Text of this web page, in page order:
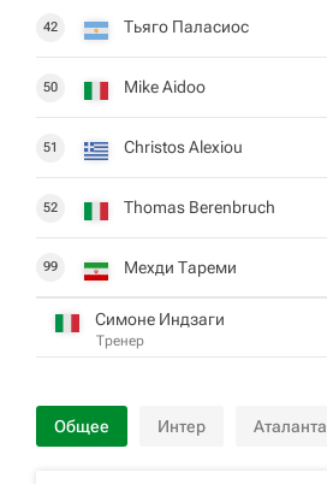
42 Тьяго Паласиос
50 Mike Aidoo
51 Christos Alexiou
52 Thomas Berenbruch
99 Мехди Тареми
Симоне Индзаги
Тренер
Общее Интер Аталанта